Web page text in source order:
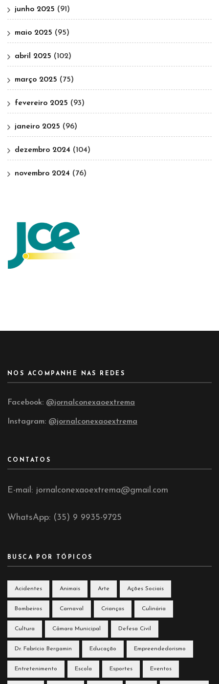
junho 2025 (91)
maio 2025 (95)
abril 2025 (102)
março 2025 (75)
fevereiro 2025 (93)
janeiro 2025 (96)
dezembro 2024 (104)
novembro 2024 (76)
NOS ACOMPANHE NAS REDES
Facebook: @jornalconexaoextrema
Instagram: @jornalconexaoextrema
CONTATOS
E-mail: jornalconexaoextrema@gmail.com
WhatsApp: (35) 9 9935-9725
BUSCA POR TÓPICOS
Acidentes Animais Arte Ações Sociais
Bombeiros Carnaval Crianças Culinária
Cultura Câmara Municipal Defesa Civil
Dr. Fabrício Bergamin Educação Empreendedorismo
Entretenimento Escola Esportes Eventos